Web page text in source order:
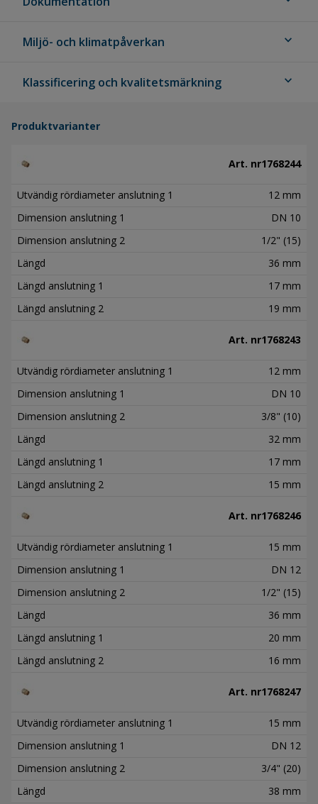
Miljö- och klimatpåverkan expand_more
Klassificering och kvalitetsmärkning expand_more
Produktvarianter
Art. nr1768244
Utvändig rördiameter anslutning 1
12 mm
Dimension anslutning 1
DN 10
Dimension anslutning 2
1/2" (15)
Längd
36 mm
Längd anslutning 1
17 mm
Längd anslutning 2
19 mm
Art. nr1768243
Utvändig rördiameter anslutning 1
12 mm
Dimension anslutning 1
DN 10
Dimension anslutning 2
3/8" (10)
Längd
32 mm
Längd anslutning 1
17 mm
Längd anslutning 2
15 mm
Art. nr1768246
Utvändig rördiameter anslutning 1
15 mm
Dimension anslutning 1
DN 12
Dimension anslutning 2
1/2" (15)
Längd
36 mm
Längd anslutning 1
20 mm
Längd anslutning 2
16 mm
Art. nr1768247
Utvändig rördiameter anslutning 1
15 mm
Dimension anslutning 1
DN 12
Dimension anslutning 2
3/4" (20)
Längd
38 mm